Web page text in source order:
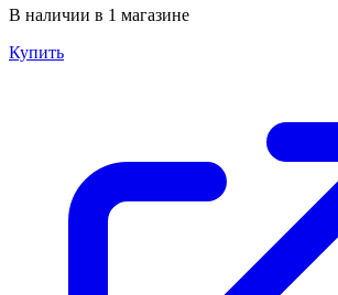
В наличии в 1 магазине
Купить